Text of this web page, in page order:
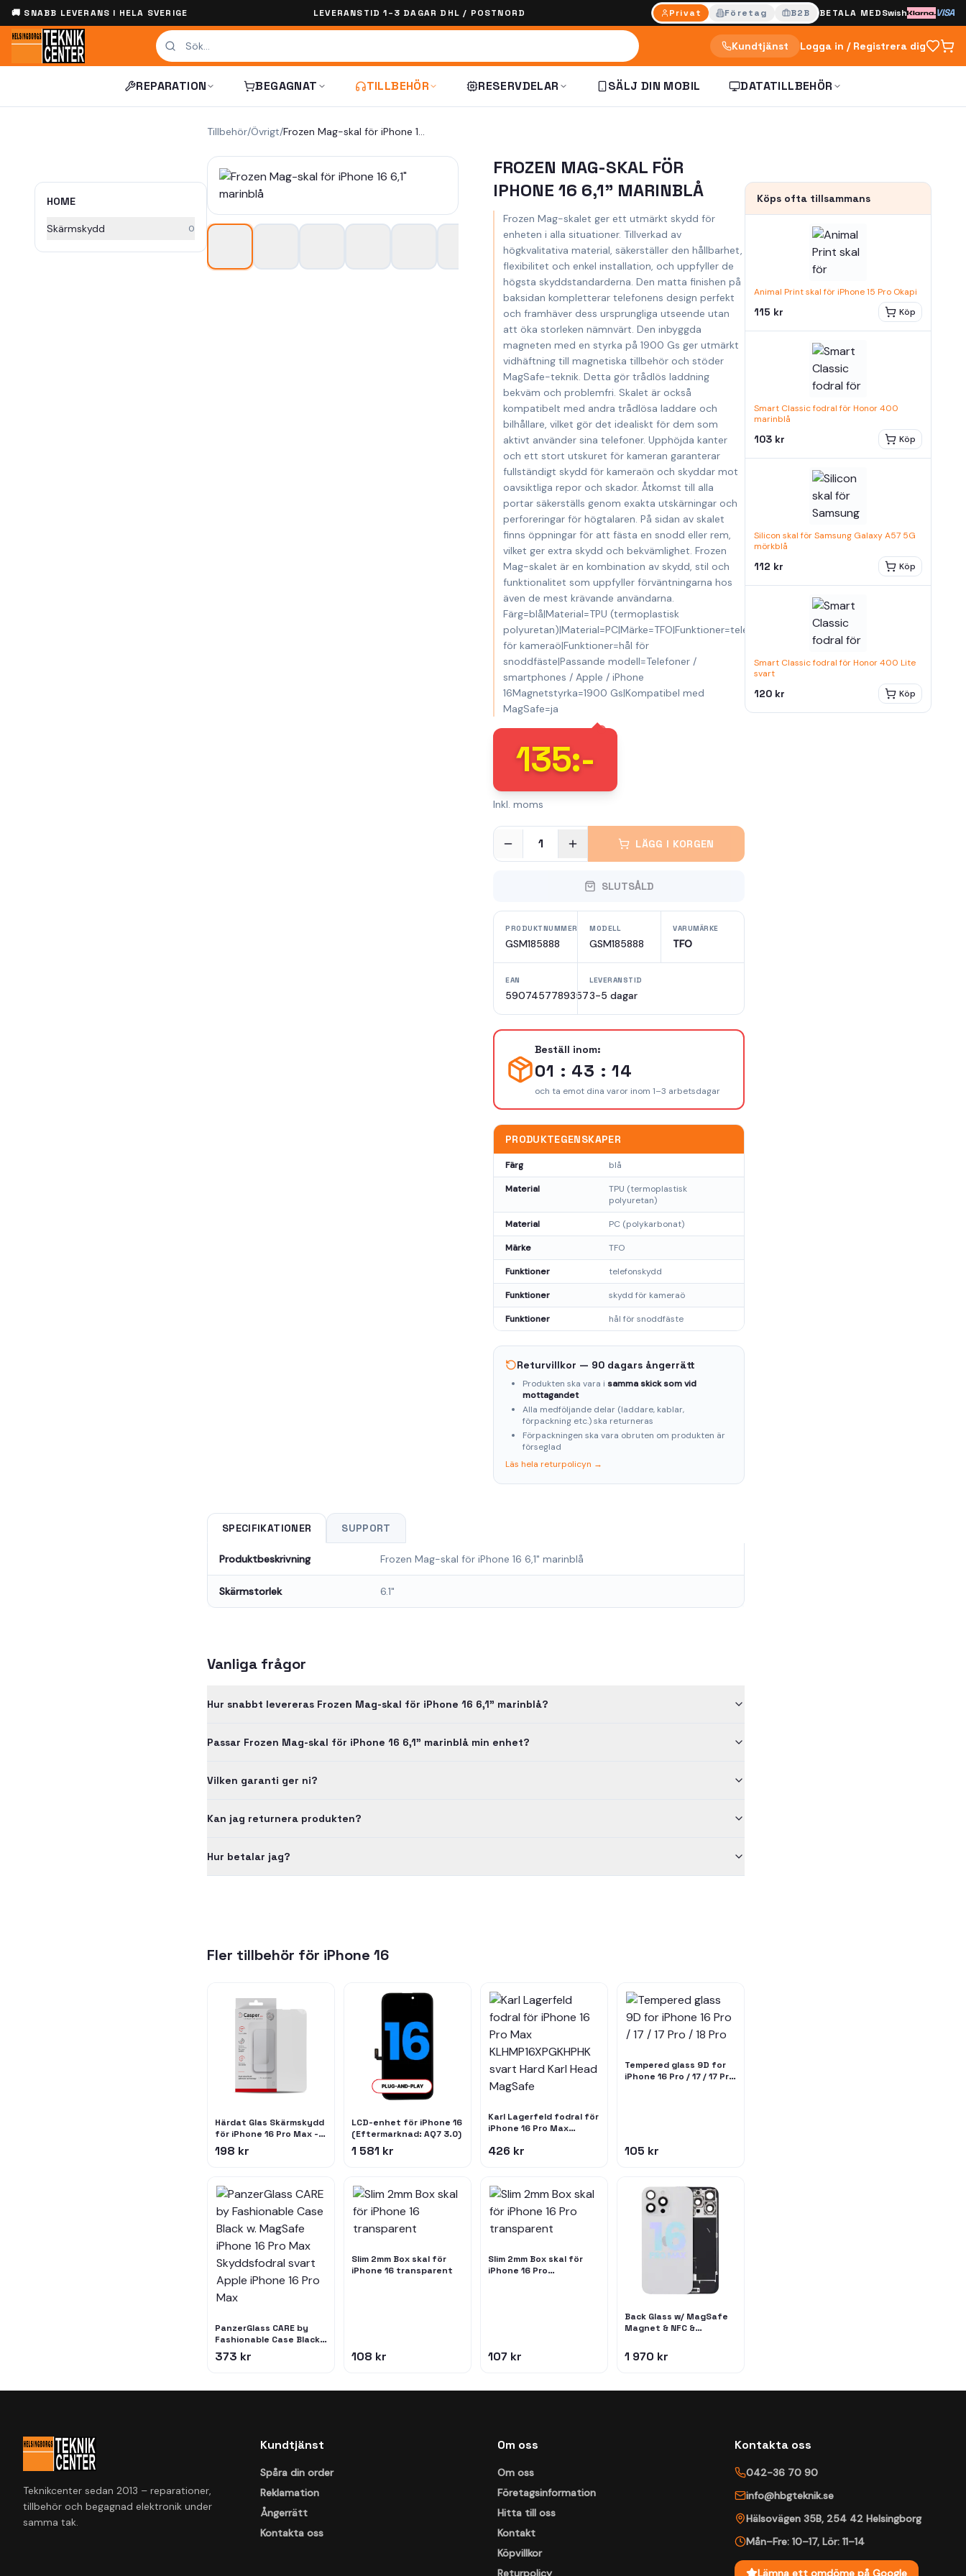
🚚 SNABB LEVERANS I HELA SVERIGE LEVERANSTID 1–3 DAGAR DHL / POSTNORD Privat Företag B2B BETALA MEDSwish VISA
Kundtjänst Logga in / Registrera dig
REPARATION BEGAGNAT TILLBEHÖR RESERVDELAR SÄLJ DIN MOBIL DATATILLBEHÖR
HOME
Skärmskydd 0
Tillbehör/Övrigt/ Frozen Mag-skal för iPhone 16 6,1" marinblå
FROZEN MAG-SKAL FÖR
IPHONE 16 6,1" MARINBLÅ
Frozen Mag-skalet ger ett utmärkt skydd för
enheten i alla situationer. Tillverkad av
högkvalitativa material, säkerställer den hållbarhet,
flexibilitet och enkel installation, och uppfyller de
högsta skyddstandarderna. Den matta finishen på
baksidan kompletterar telefonens design perfekt
och framhäver dess ursprungliga utseende utan
att öka storleken nämnvärt. Den inbyggda
magneten med en styrka på 1900 Gs ger utmärkt
vidhäftning till magnetiska tillbehör och stöder
MagSafe-teknik. Detta gör trådlös laddning
bekväm och problemfri. Skalet är också
kompatibelt med andra trådlösa laddare och
bilhållare, vilket gör det idealiskt för dem som
aktivt använder sina telefoner. Upphöjda kanter
och ett stort utskuret för kameran garanterar
fullständigt skydd för kameraön och skyddar mot
oavsiktliga repor och skador. Åtkomst till alla
portar säkerställs genom exakta utskärningar och
perforeringar för högtalaren. På sidan av skalet
finns öppningar för att fästa en snodd eller rem,
vilket ger extra skydd och bekvämlighet. Frozen
Mag-skalet är en kombination av skydd, stil och
funktionalitet som uppfyller förväntningarna hos
även de mest krävande användarna.
Färg=blå|Material=TPU (termoplastisk
polyuretan)|Material=PC|Märke=TFO|Funktioner=telefonskydd|Funktioner=skydd
för kameraö|Funktioner=hål för
snoddfäste|Passande modell=Telefoner /
smartphones / Apple / iPhone
16Magnetstyrka=1900 Gs|Kompatibel med
MagSafe=ja
135:-
Inkl. moms
1 LÄGG I KORGEN
SLUTSÅLD
PRODUKTNUMMER
GSM185888
MODELL
GSM185888
VARUMÄRKE
TFO
EAN
5907457789357
LEVERANSTID
3-5 dagar
Beställ inom:
01 : 43 : 13
och ta emot dina varor inom 1–3 arbetsdagar
PRODUKTEGENSKAPER
Färg blå
Material
TPU (termoplastisk
polyuretan)
Material PC (polykarbonat)
Märke TFO
Funktioner telefonskydd
Funktioner skydd för kameraö
Funktioner hål för snoddfäste
Returvillkor — 90 dagars ångerrätt
Produkten ska vara i samma skick som vid
mottagandet
Alla medföljande delar (laddare, kablar,
förpackning etc.) ska returneras
Förpackningen ska vara obruten om produkten är
förseglad
Läs hela returpolicyn →
SPECIFIKATIONER SUPPORT
Produktbeskrivning Frozen Mag-skal för iPhone 16 6,1" marinblå
Skärmstorlek 6.1"
Vanliga frågor
Hur snabbt levereras Frozen Mag-skal för iPhone 16 6,1" marinblå?
Passar Frozen Mag-skal för iPhone 16 6,1" marinblå min enhet?
Vilken garanti ger ni?
Kan jag returnera produkten?
Hur betalar jag?
Fler tillbehör för iPhone 16
Härdat Glas Skärmskydd
för iPhone 16 Pro Max -
9H Hårdhet, Kristallklart,
Enkel Installation
198 kr
LCD-enhet för iPhone 16
(Eftermarknad: AQ7 3.0)
1 581 kr
Karl Lagerfeld fodral för
iPhone 16 Pro Max
Hard Karl Head MagSafe
426 kr
Tempered glass 9D for
iPhone 16 Pro / 17 / 17 Pro
105 kr
PanzerGlass CARE by
Fashionable Case Black
w. MagSafe iPhone 16
Pro Max Skyddsfodral
373 kr
Slim 2mm Box skal för
iPhone 16 transparent
108 kr
Slim 2mm Box skal för
iPhone 16 Pro
107 kr
Back Glass w/ MagSafe
Magnet & NFC &
iPhone 16 Pro Max
(Service Pack) (White
1 970 kr
Köps ofta tillsammans
Animal Print skal för iPhone 15 Pro Okapi
115 kr Köp
Smart Classic fodral för Honor 400
marinblå
103 kr Köp
Silicon skal för Samsung Galaxy A57 5G
mörkblå
112 kr Köp
Smart Classic fodral för Honor 400 Lite
svart
120 kr Köp
Teknikcenter sedan 2013 – reparationer,
tillbehör och begagnad elektronik under
samma tak.
Kundtjänst
Spåra din order
Reklamation
Ångerrätt
Kontakta oss
Om oss
Om oss
Företagsinformation
Hitta till oss
Kontakt
Köpvillkor
Returpolicy
Kontakta oss
042-36 70 90
info@hbgteknik.se
Hälsovägen 35B, 254 42 Helsingborg
Mån–Fre: 10–17, Lör: 11–14
Lämna ett omdöme på Google